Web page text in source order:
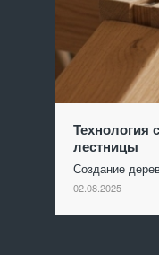
Технология
лестницы
Создание
02.08.2025